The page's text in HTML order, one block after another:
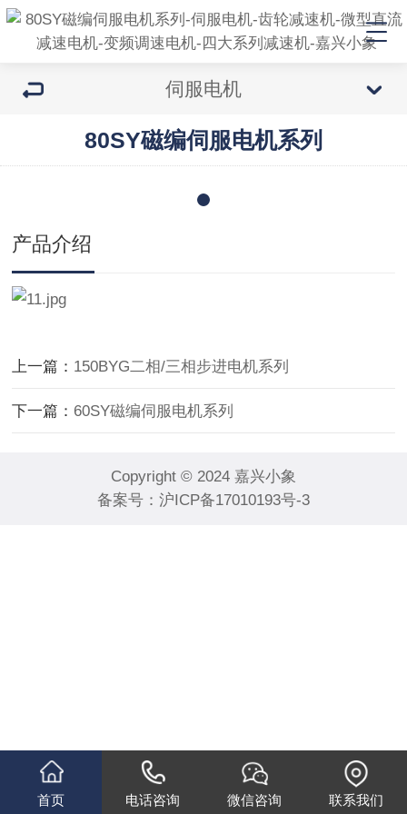
伺服电机
80SY磁编伺服电机系列
产品介绍
上一篇： 150BYG二相/三相步进电机系列
下一篇： 60SY磁编伺服电机系列
Copyright © 2024 嘉兴小象
备案号： 沪ICP备17010193号-3
首页 电话咨询 微信咨询 联系我们